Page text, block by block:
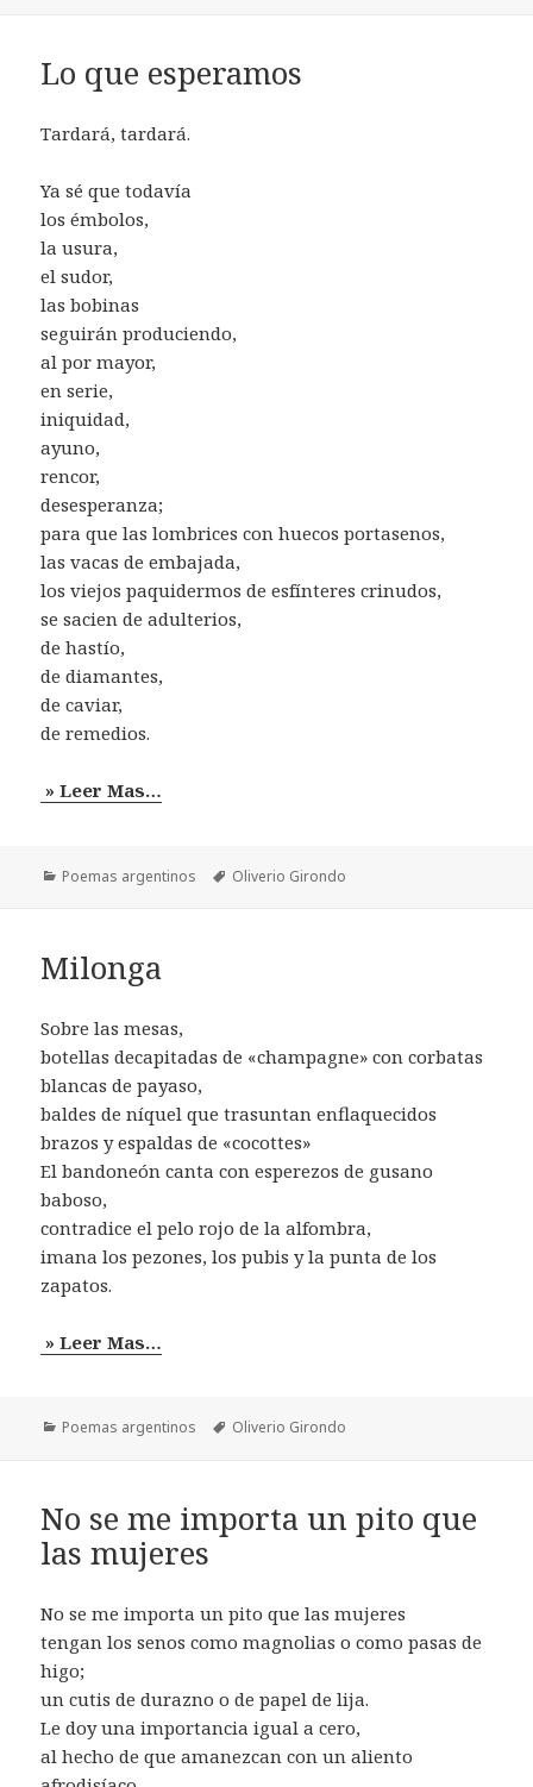
Lo que esperamos
Tardará, tardará.
Ya sé que todavía
los émbolos,
la usura,
el sudor,
las bobinas
seguirán produciendo,
al por mayor,
en serie,
iniquidad,
ayuno,
rencor,
desesperanza;
para que las lombrices con huecos portasenos,
las vacas de embajada,
los viejos paquidermos de esfínteres crinudos,
se sacien de adulterios,
de hastío,
de diamantes,
de caviar,
de remedios.
» Leer Mas…
Categorías
Poemas argentinos Etiquetas
Oliverio Girondo
Milonga
Sobre las mesas,
botellas decapitadas de «champagne» con corbatas
blancas de payaso,
baldes de níquel que trasuntan enflaquecidos
brazos y espaldas de «cocottes»
El bandoneón canta con esperezos de gusano
baboso,
contradice el pelo rojo de la alfombra,
imana los pezones, los pubis y la punta de los
zapatos.
» Leer Mas…
Categorías
Poemas argentinos Etiquetas
Oliverio Girondo
No se me importa un pito que
las mujeres
No se me importa un pito que las mujeres
tengan los senos como magnolias o como pasas de
higo;
un cutis de durazno o de papel de lija.
Le doy una importancia igual a cero,
al hecho de que amanezcan con un aliento